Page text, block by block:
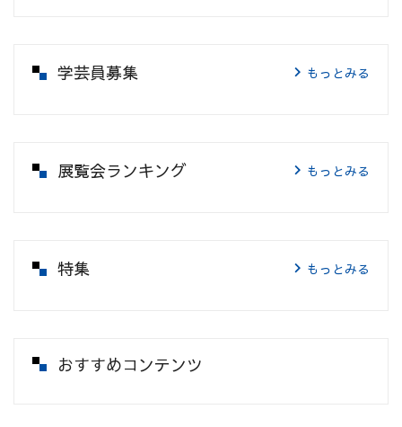
学芸員募集 もっとみる
展覧会ランキング もっとみる
特集 もっとみる
おすすめコンテンツ